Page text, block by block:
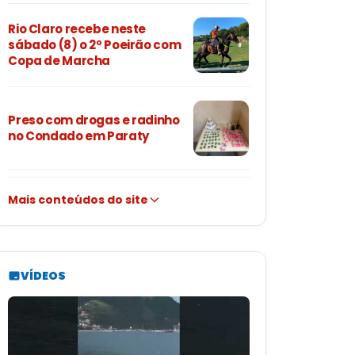
Rio Claro recebe neste
sábado (8) o 2º Poeirão com
Copa de Marcha
Preso com drogas e radinho
no Condado em Paraty
Mais conteúdos do site
VÍDEOS